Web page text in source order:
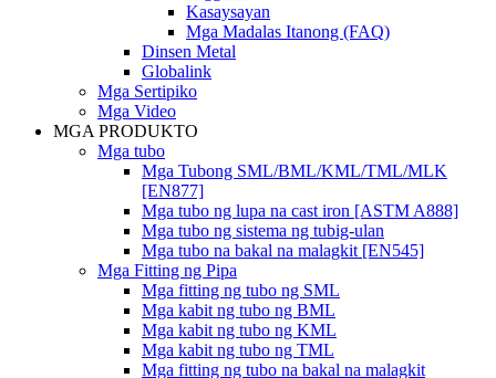
Kasaysayan
Mga Madalas Itanong (FAQ)
Dinsen Metal
Globalink
Mga Sertipiko
Mga Video
MGA PRODUKTO
Mga tubo
Mga Tubong SML/BML/KML/TML/MLK
[EN877]
Mga tubo ng lupa na cast iron [ASTM A888]
Mga tubo ng sistema ng tubig-ulan
Mga tubo na bakal na malagkit [EN545]
Mga Fitting ng Pipa
Mga fitting ng tubo ng SML
Mga kabit ng tubo ng BML
Mga kabit ng tubo ng KML
Mga kabit ng tubo ng TML
Mga fitting ng tubo na bakal na malagkit